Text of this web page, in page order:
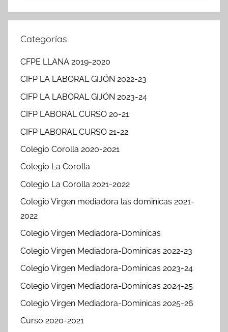
Categorías
CFPE LLANA 2019-2020
CIFP LA LABORAL GIJÓN 2022-23
CIFP LA LABORAL GIJÓN 2023-24
CIFP LABORAL CURSO 20-21
CIFP LABORAL CURSO 21-22
Colegio Corolla 2020-2021
Colegio La Corolla
Colegio La Corolla 2021-2022
Colegio Virgen mediadora las dominicas 2021-
2022
Colegio Virgen Mediadora-Dominicas
Colegio Virgen Mediadora-Dominicas 2022-23
Colegio Virgen Mediadora-Dominicas 2023-24
Colegio Virgen Mediadora-Dominicas 2024-25
Colegio Virgen Mediadora-Dominicas 2025-26
Curso 2020-2021